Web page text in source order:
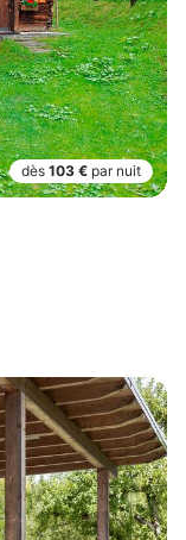
dès 103 € par nuit